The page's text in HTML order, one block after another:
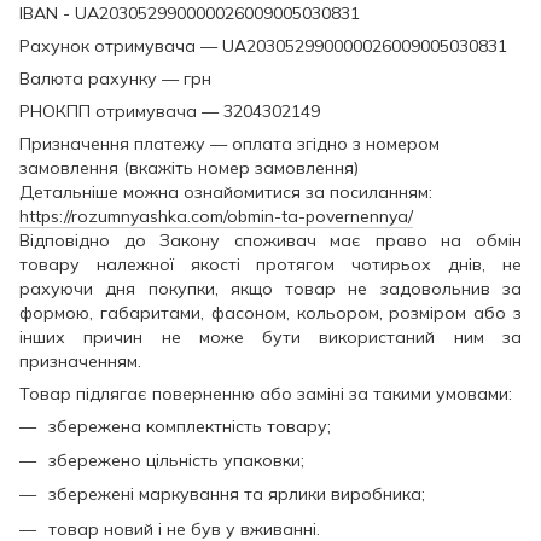
IBAN - UA203052990000026009005030831
Рахунок отримувача — UA203052990000026009005030831
Валюта рахунку — грн
РНОКПП отримувача — 3204302149
Призначення платежу — оплата згідно з номером
замовлення (вкажіть номер замовлення)
Детальніше можна ознайомитися за посиланням:
https://rozumnyashka.com/obmin-ta-povernennya/
Відповідно до Закону споживач має право на обмін
товару належної якості протягом чотирьох днів, не
рахуючи дня покупки, якщо товар не задовольнив за
формою, габаритами, фасоном, кольором, розміром або з
інших причин не може бути використаний ним за
призначенням.
Товар підлягає поверненню або заміні за такими умовами:
збережена комплектність товару;
збережено цільність упаковки;
збережені маркування та ярлики виробника;
товар новий і не був у вживанні.